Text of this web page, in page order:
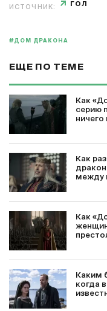
ИСТОЧНИК: ГОЛ
#ДОМ ДРАКОНА
ЕЩЕ ПО ТЕМЕ
Как
серию
ничего
Как
между
Как
Каким
когда